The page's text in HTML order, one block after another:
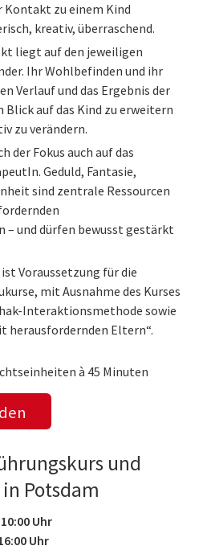
Kontakt zu einem Kind
kreativ, überraschend.
liegt auf den jeweiligen
Ihr Wohlbefinden und ihr
Verlauf und das Ergebnis der
Blick auf das Kind zu erweitern
zu verändern.
Fokus auch auf das
Geduld, Fantasie,
sind zentrale Ressourcen
und dürfen bewusst gestärkt
Voraussetzung für die
mit Ausnahme des Kurses
Interaktionsmethode sowie
herausfordernden Eltern“.
à 45 Minuten
und
Potsdam
Uhr
Uhr